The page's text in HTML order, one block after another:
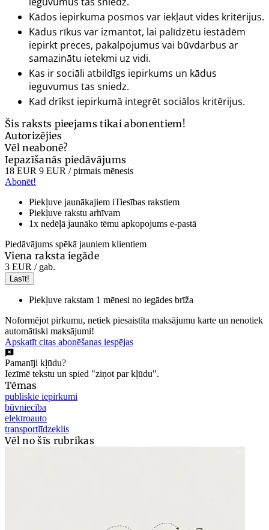
Kādos iepirkuma posmos var iekļaut vides kritērijus.
Kādus rīkus var izmantot, lai palīdzētu iestādēm
iepirkt preces, pakalpojumus vai būvdarbus ar
samazinātu ietekmi uz vidi.
Kas ir sociāli atbildīgs iepirkums un kādus
ieguvumus tas sniedz.
Kad drīkst iepirkumā integrēt sociālos kritērijus.
Šis raksts pieejams tikai abonentiem!
Autorizējies
Vēl neabonē?
Iepazīšanās piedāvājums
18 EUR 9 EUR / pirmais mēnesis
Abonēt!
Piekļuve jaunākajiem iTiesības rakstiem
Piekļuve rakstu arhīvam
1x nedēļā jaunāko tēmu apkopojums e-pastā
Piedāvājums spēkā jauniem klientiem
Viena raksta iegāde
3 EUR / gab.
Lasīt!
Piekļuve rakstam 1 mēnesi no iegādes brīža
Noformējot pirkumu, netiek piesaistīta maksājumu karte un nenotiek
automātiski maksājumi!
Apskatīt citas abonēšanas iespējas
Pamanīji kļūdu?
Iezīmē tekstu un spied "ziņot par kļūdu".
Tēmas
publiskie iepirkumi
būvniecība
elektroauto
transportlīdzeklis
Vēl no šīs rubrikas